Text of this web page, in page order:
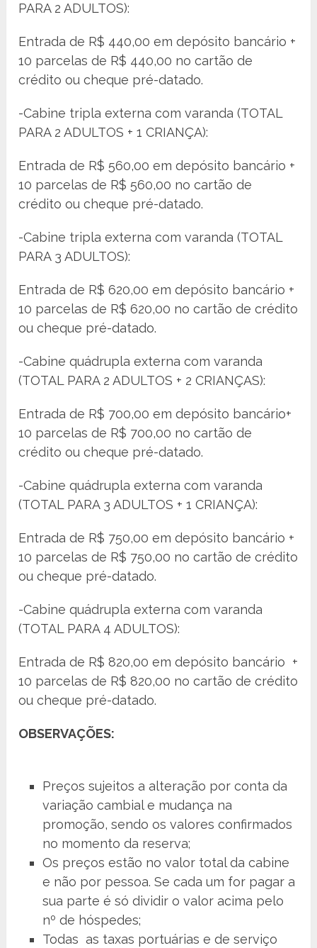
PARA 2 ADULTOS):
Entrada de R$ 440,00 em depósito bancário +
10 parcelas de R$ 440,00 no cartão de
crédito ou cheque pré-datado.
-Cabine tripla externa com varanda (TOTAL
PARA 2 ADULTOS + 1 CRIANÇA):
Entrada de R$ 560,00 em depósito bancário +
10 parcelas de R$ 560,00 no cartão de
crédito ou cheque pré-datado.
-Cabine tripla externa com varanda (TOTAL
PARA 3 ADULTOS):
Entrada de R$ 620,00 em depósito bancário +
10 parcelas de R$ 620,00 no cartão de crédito
ou cheque pré-datado.
-Cabine quádrupla externa com varanda
(TOTAL PARA 2 ADULTOS + 2 CRIANÇAS):
Entrada de R$ 700,00 em depósito bancário+
10 parcelas de R$ 700,00 no cartão de
crédito ou cheque pré-datado.
-Cabine quádrupla externa com varanda
(TOTAL PARA 3 ADULTOS + 1 CRIANÇA):
Entrada de R$ 750,00 em depósito bancário +
10 parcelas de R$ 750,00 no cartão de crédito
ou cheque pré-datado.
-Cabine quádrupla externa com varanda
(TOTAL PARA 4 ADULTOS):
Entrada de R$ 820,00 em depósito bancário +
10 parcelas de R$ 820,00 no cartão de crédito
ou cheque pré-datado.
OBSERVAÇÕES:
Preços sujeitos a alteração por conta da
variação cambial e mudança na
promoção, sendo os valores confirmados
no momento da reserva;
Os preços estão no valor total da cabine
e não por pessoa. Se cada um for pagar a
sua parte é só dividir o valor acima pelo
nº de hóspedes;
Todas as taxas portuárias e de serviço